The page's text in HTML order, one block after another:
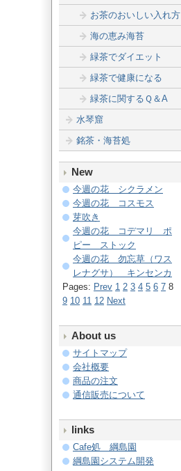
お茶のおいしい入れ方
海の恵み海苔
緑茶でダイエット
緑茶で健康になる
緑茶に関するＱ＆A
水琴窟
銘茶・海苔処
New
今週の花 シクラメン
今週の花 コスモス
芽吹き
今週の花 コデマリ ポ
ピー ストック
今週の花 勿忘草（ワス
レナグサ） キンセンカ
Pages: Prev 1 2 3 4 5 6 7 8
9 10 11 12 Next
About us
サイトマップ
会社概要
商品の注文
通信販売について
links
Cafe処 綱島園
綱島園システム開発